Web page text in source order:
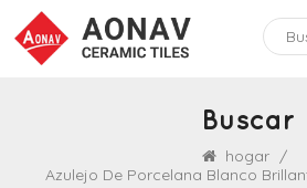
Buscar
hogar /
Azulejo De Porcelana Blanco